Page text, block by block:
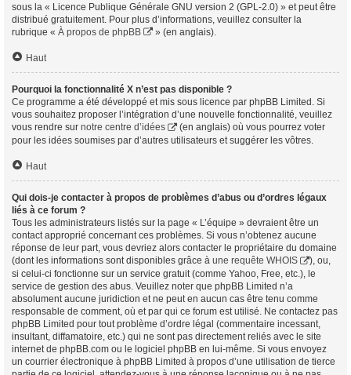
sous la « Licence Publique Générale GNU version 2 (GPL-2.0) » et peut être
distribué gratuitement. Pour plus d’informations, veuillez consulter la
rubrique « À propos de phpBB » (en anglais).
Haut
Pourquoi la fonctionnalité X n’est pas disponible ?
Ce programme a été développé et mis sous licence par phpBB Limited. Si
vous souhaitez proposer l’intégration d’une nouvelle fonctionnalité, veuillez
vous rendre sur notre centre d’idées
(en anglais) où vous pourrez voter
pour les idées soumises par d’autres utilisateurs et suggérer les vôtres.
Haut
Qui dois-je contacter à propos de problèmes d’abus ou d’ordres légaux
liés à ce forum ?
Tous les administrateurs listés sur la page « L’équipe » devraient être un
contact approprié concernant ces problèmes. Si vous n’obtenez aucune
réponse de leur part, vous devriez alors contacter le propriétaire du domaine
(dont les informations sont disponibles grâce à une requête WHOIS
), ou,
si celui-ci fonctionne sur un service gratuit (comme Yahoo, Free, etc.), le
service de gestion des abus. Veuillez noter que phpBB Limited n’a
absolument aucune juridiction et ne peut en aucun cas être tenu comme
responsable de comment, où et par qui ce forum est utilisé. Ne contactez pas
phpBB Limited pour tout problème d’ordre légal (commentaire incessant,
insultant, diffamatoire, etc.) qui ne sont pas directement reliés avec le site
internet de phpBB.com ou le logiciel phpBB en lui-même. Si vous envoyez
un courrier électronique à phpBB Limited à propos d’une utilisation de tierce